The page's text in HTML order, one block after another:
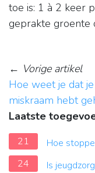
toe is: 1 à 2 keer
geprakte groente
← Vorige artikel
Hoe weet je dat
miskraam hebt
Laatste
21
Hoe
24
Is